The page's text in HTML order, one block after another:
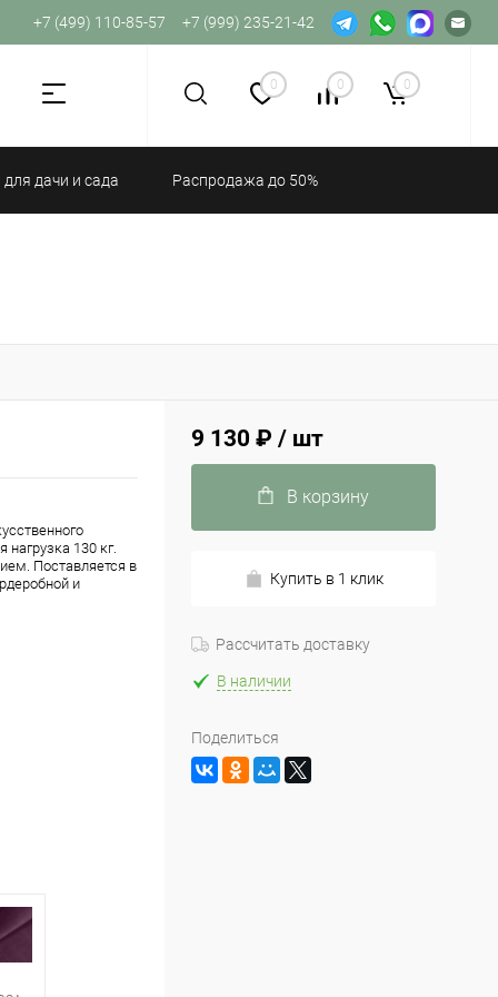
+7 (499) 110-85-57 +7 (999) 235-21-42
0 0 0
дачи и сада Распродажа до 50%
130 кг.
Поставляется в
и
9 130 ₽ / шт
В корзину
Купить в 1 клик
Рассчитать доставку
В наличии
Поделиться